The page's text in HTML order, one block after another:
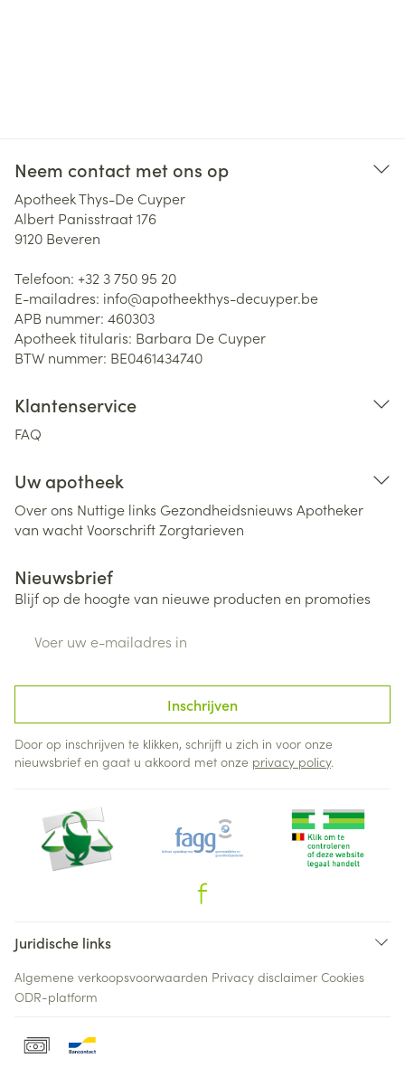
Neem contact met ons op
Apotheek Thys-De Cuyper
Albert Panisstraat 176
9120 Beveren
Telefoon: +32 3 750 95 20
E-mailadres: info@apotheekthys-decuyper.be
APB nummer: 460303
Apotheek titularis: Barbara De Cuyper
BTW nummer: BE0461434740
Klantenservice
FAQ
Uw apotheek
Over ons Nuttige links Gezondheidsnieuws Apotheker
van wachtVoorschriftZorgtarieven
Nieuwsbrief
Blijf op de hoogte van nieuwe producten en promoties
Inschrijven
Door op inschrijven te klikken, schrijft u zich in voor onze
nieuwsbrief en gaat u akkoord met onze privacy policy.
Juridische links
Algemene verkoopsvoorwaarden Privacy disclaimer Cookies
ODR-platform